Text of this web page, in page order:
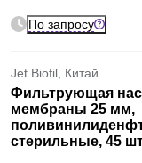
По запросу
Jet Biofil, Китай
Фильтрующая
мембраны 25 мм,
стерильные, 45